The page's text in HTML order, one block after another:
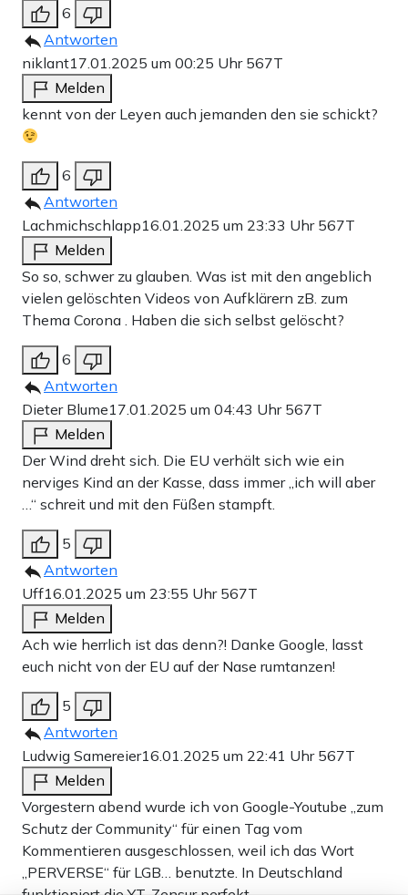
6
Antworten
niklant17.01.2025 um 00:25 Uhr 567T
Melden
kennt von der Leyen auch jemanden den sie schickt?
6
Antworten
Lachmichschlapp16.01.2025 um 23:33 Uhr 567T
Melden
So so, schwer zu glauben. Was ist mit den angeblich
vielen gelöschten Videos von Aufklärern zB. zum
Thema Corona . Haben die sich selbst gelöscht?
6
Antworten
Dieter Blume17.01.2025 um 04:43 Uhr 567T
Melden
Der Wind dreht sich. Die EU verhält sich wie ein
nerviges Kind an der Kasse, dass immer „ich will aber
…“ schreit und mit den Füßen stampft.
5
Antworten
Uff16.01.2025 um 23:55 Uhr 567T
Melden
Ach wie herrlich ist das denn?! Danke Google, lasst
euch nicht von der EU auf der Nase rumtanzen!
5
Antworten
Ludwig Samereier16.01.2025 um 22:41 Uhr 567T
Melden
Vorgestern abend wurde ich von Google-Youtube „zum
Schutz der Community“ für einen Tag vom
Kommentieren ausgeschlossen, weil ich das Wort
„PERVERSE“ für LGB… benutzte. In Deutschland